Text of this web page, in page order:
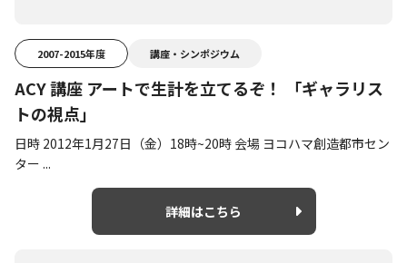
2007-2015年度 講座・シンポジウム
ACY 講座 アートで生計を立てるぞ！ 「ギャラリス
トの視点」
日時 2012年1月27日（金）18時~20時 会場 ヨコハマ創造都市セン
ター ...
詳細はこちら